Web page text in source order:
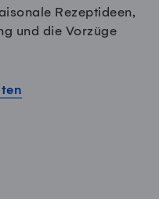
Rezeptideen,
und die Vorzüge